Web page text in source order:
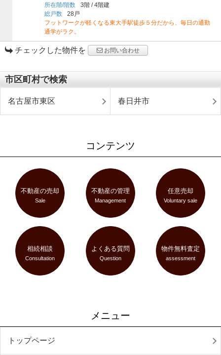
所在階/階数 3階 /4階建
総戸数
28戸
フットワークが軽くなる東大手駅徒歩５分だから、毎日の通勤
通学がラク。
チェックした物件を お問い合わせ
市区町村で検索
名古屋市東区 春日井市
コンテンツ
不動産の売却
Sale
不動産の管理
Management
任意売却
Voluntary sale
相続相談
Consultation
よくある質問
Question
物件無料査定
assessment
メニュー
トップページ